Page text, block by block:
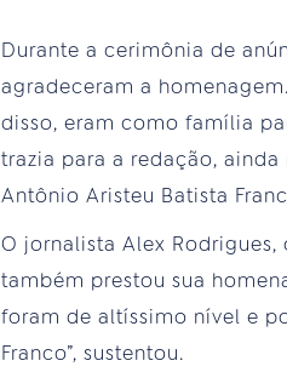
Durante a cerimônia de
agradeceram a
disso, eram como família
trazia para a redação,
Antônio Aristeu Batista
O jornalista Alex
também prestou sua
foram de altíssimo nível e
Franco”, sustentou.